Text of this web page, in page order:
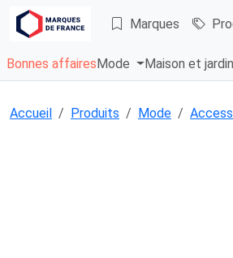
Marques
Bonnes affaires Mode Maison et jardin
Accueil Produits Mode